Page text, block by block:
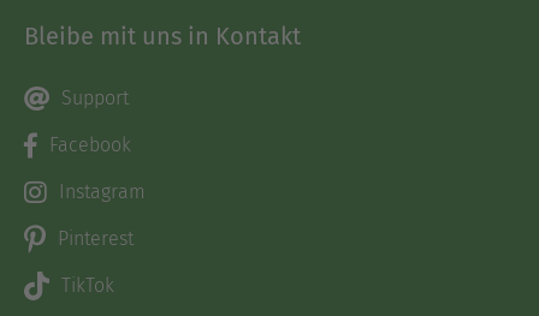
Bleibe mit uns in Kontakt
Support
Facebook
Instagram
Pinterest
TikTok